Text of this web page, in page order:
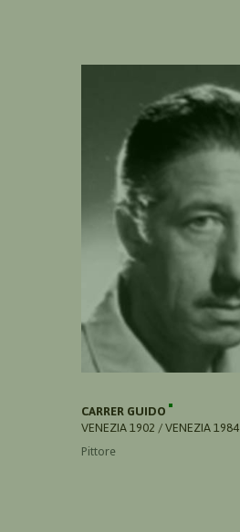
CARRER GUIDO
VENEZIA 1902 / VENEZIA 1984
Pittore